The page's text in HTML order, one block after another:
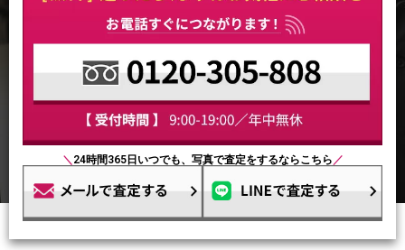
＼ 24時間365日いつでも、写真で査定をするならこちら ／